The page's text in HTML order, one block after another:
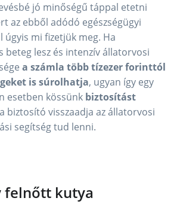
jó minőségű táppal etetni
az ebből adódó egészségügyi
mi fizetjük meg. Ha
beteg lesz és intenzív állatorvosi
a számla több tízezer forinttól
is súrolhatja, ugyan így egy
esetben kössünk biztosítást
biztosító visszaadja az állatorvosi
segítség tud lenni.
felnőtt kutya